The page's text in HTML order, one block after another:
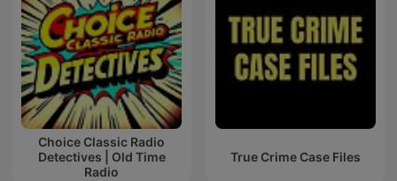
Choice Classic Radio
Detectives | Old Time
Radio
True Crime Case Files